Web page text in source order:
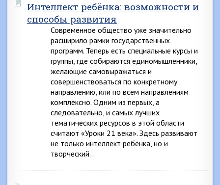
Интеллект ребёнка: возможности и
способы развития
Современное общество уже значительно
расширило рамки государственных
программ. Теперь есть специальные курсы и
группы, где собираются единомышленники,
желающие самовыражаться и
совершенствоваться по конкретному
направлению, или по всем направлениям
комплексно. Одним из первых, а
следовательно, и самых лучших
тематических ресурсов в этой области
считают «Уроки 21 века». Здесь развивают
не только интеллект ребёнка, но и
творческий…